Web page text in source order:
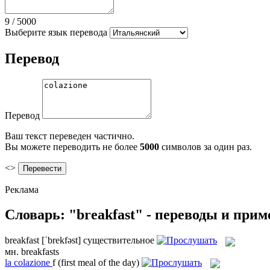
9 / 5000
Выберите язык перевода
Перевод
Перевод
Ваш текст переведен частично.
Вы можете переводить не более 5000 символов за один раз.
<>
Реклама
Словарь: "breakfast" - переводы и
breakfast [ˈbrekfəst] существительное
мн. breakfasts
la colazione f (first meal of the day)